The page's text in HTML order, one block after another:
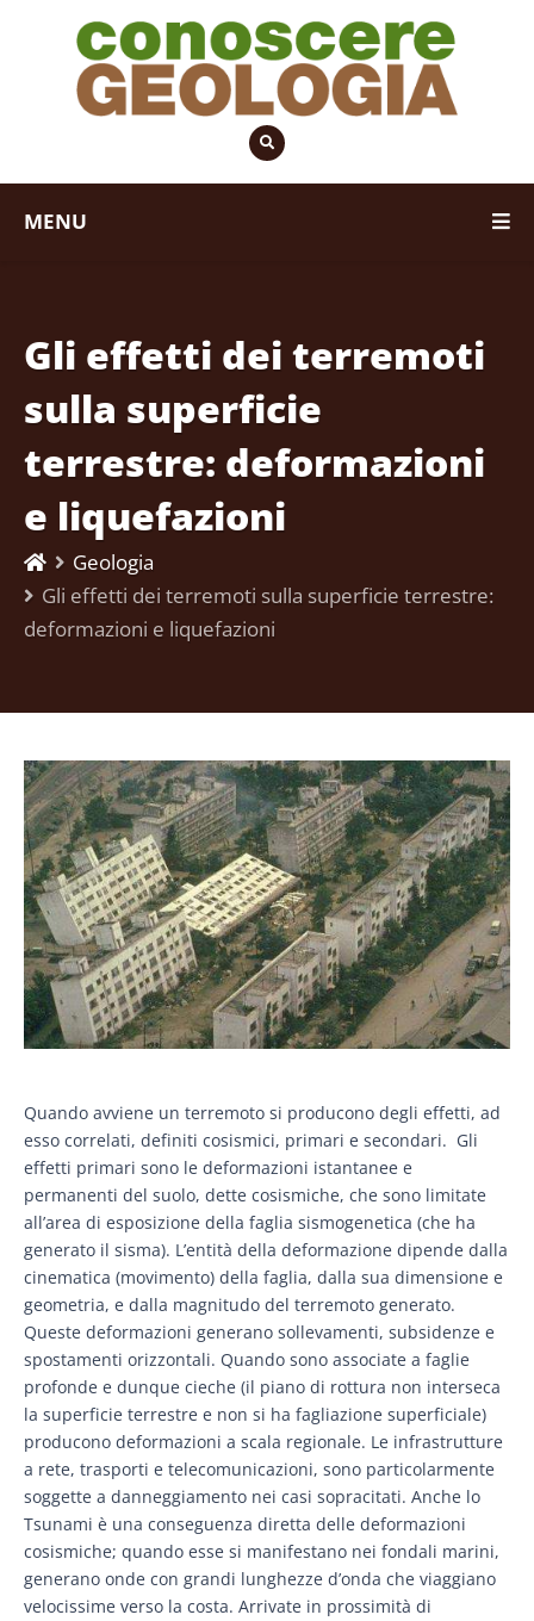
MENU
Gli effetti dei terremoti
sulla superficie
terrestre: deformazioni
e liquefazioni
Geologia
Gli effetti dei terremoti sulla superficie terrestre:
deformazioni e liquefazioni
Quando avviene un terremoto si producono degli effetti, ad
esso correlati, definiti cosismici, primari e secondari. Gli
effetti primari sono le deformazioni istantanee e
permanenti del suolo, dette cosismiche, che sono limitate
all’area di esposizione della faglia sismogenetica (che ha
generato il sisma). L’entità della deformazione dipende dalla
cinematica (movimento) della faglia, dalla sua dimensione e
geometria, e dalla magnitudo del terremoto generato.
Queste deformazioni generano sollevamenti, subsidenze e
spostamenti orizzontali. Quando sono associate a faglie
profonde e dunque cieche (il piano di rottura non interseca
la superficie terrestre e non si ha fagliazione superficiale)
producono deformazioni a scala regionale. Le infrastrutture
a rete, trasporti e telecomunicazioni, sono particolarmente
soggette a danneggiamento nei casi sopracitati. Anche lo
Tsunami è una conseguenza diretta delle deformazioni
cosismiche; quando esse si manifestano nei fondali marini,
generano onde con grandi lunghezze d’onda che viaggiano
velocissime verso la costa. Arrivate in prossimità di